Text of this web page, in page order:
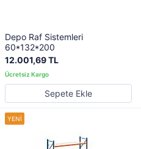
Depo Raf Sistemleri
60*132*200
12.001,69 TL
Sepete Ekle